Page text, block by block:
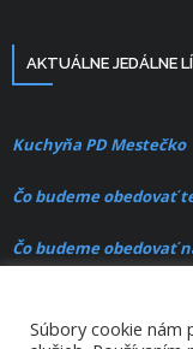
AKTUÁLNE JEDÁLNE
Kuchyňa PD Mestečko
Čo budeme obedovať
Čo budeme obedovať
Súbory cookie nám